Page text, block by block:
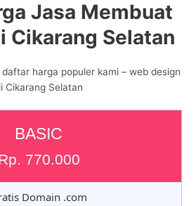
Jasa Membuat
Cikarang Selatan
harga populer kami – web design
Cikarang Selatan
BASIC
770.000
Domain .com